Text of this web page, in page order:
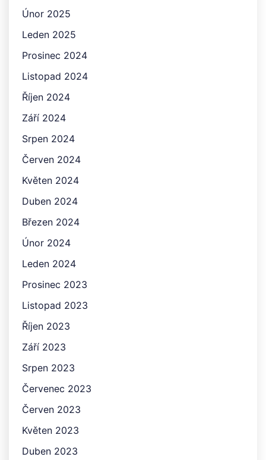
Únor 2025
Leden 2025
Prosinec 2024
Listopad 2024
Říjen 2024
Září 2024
Srpen 2024
Červen 2024
Květen 2024
Duben 2024
Březen 2024
Únor 2024
Leden 2024
Prosinec 2023
Listopad 2023
Říjen 2023
Září 2023
Srpen 2023
Červenec 2023
Červen 2023
Květen 2023
Duben 2023